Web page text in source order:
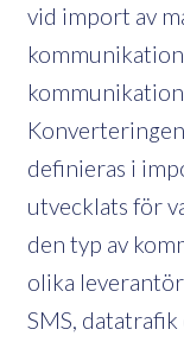
vid import av
definieras i
utvecklats för
den typ av
olika
SMS,